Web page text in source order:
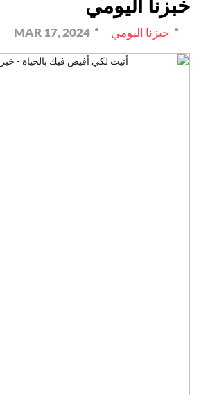
خبزنا اليومي
خبزنا اليومي MAR 17, 2024